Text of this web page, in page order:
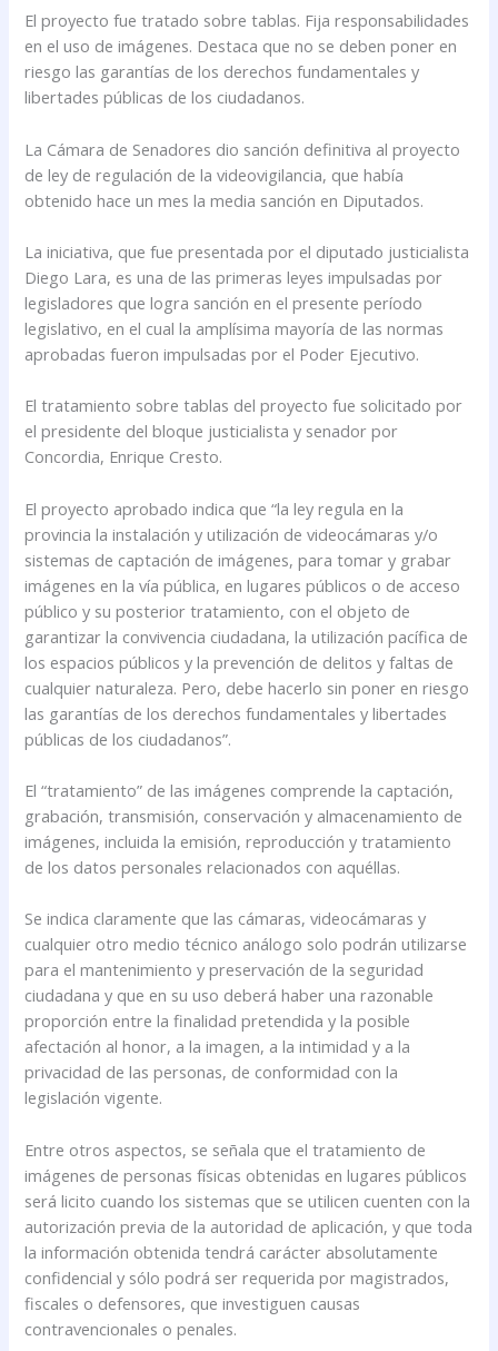
El proyecto fue tratado sobre tablas. Fija responsabilidades
en el uso de imágenes. Destaca que no se deben poner en
riesgo las garantías de los derechos fundamentales y
libertades públicas de los ciudadanos.
La Cámara de Senadores dio sanción definitiva al proyecto
de ley de regulación de la videovigilancia, que había
obtenido hace un mes la media sanción en Diputados.
La iniciativa, que fue presentada por el diputado justicialista
Diego Lara, es una de las primeras leyes impulsadas por
legisladores que logra sanción en el presente período
legislativo, en el cual la amplísima mayoría de las normas
aprobadas fueron impulsadas por el Poder Ejecutivo.
El tratamiento sobre tablas del proyecto fue solicitado por
el presidente del bloque justicialista y senador por
Concordia, Enrique Cresto.
El proyecto aprobado indica que “la ley regula en la
provincia la instalación y utilización de videocámaras y/o
sistemas de captación de imágenes, para tomar y grabar
imágenes en la vía pública, en lugares públicos o de acceso
público y su posterior tratamiento, con el objeto de
garantizar la convivencia ciudadana, la utilización pacífica de
los espacios públicos y la prevención de delitos y faltas de
cualquier naturaleza. Pero, debe hacerlo sin poner en riesgo
las garantías de los derechos fundamentales y libertades
públicas de los ciudadanos”.
El “tratamiento” de las imágenes comprende la captación,
grabación, transmisión, conservación y almacenamiento de
imágenes, incluida la emisión, reproducción y tratamiento
de los datos personales relacionados con aquéllas.
Se indica claramente que las cámaras, videocámaras y
cualquier otro medio técnico análogo solo podrán utilizarse
para el mantenimiento y preservación de la seguridad
ciudadana y que en su uso deberá haber una razonable
proporción entre la finalidad pretendida y la posible
afectación al honor, a la imagen, a la intimidad y a la
privacidad de las personas, de conformidad con la
legislación vigente.
Entre otros aspectos, se señala que el tratamiento de
imágenes de personas físicas obtenidas en lugares públicos
será licito cuando los sistemas que se utilicen cuenten con la
autorización previa de la autoridad de aplicación, y que toda
la información obtenida tendrá carácter absolutamente
confidencial y sólo podrá ser requerida por magistrados,
fiscales o defensores, que investiguen causas
contravencionales o penales.